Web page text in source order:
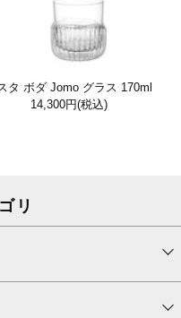
タ ボダ Jomo グラス 170ml
14,300円(税込)
リ